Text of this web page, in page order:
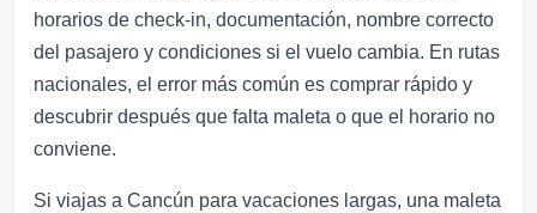
horarios de check-in, documentación, nombre correcto
del pasajero y condiciones si el vuelo cambia. En rutas
nacionales, el error más común es comprar rápido y
descubrir después que falta maleta o que el horario no
conviene.
Si viajas a Cancún para vacaciones largas, una maleta